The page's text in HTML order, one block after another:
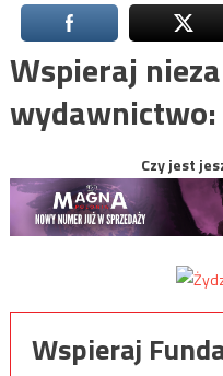
Wspieraj
wydawnictwo:
Czy jest
Wspieraj